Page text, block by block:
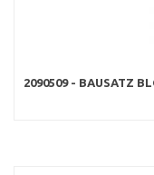
2090509 - BAUSATZ